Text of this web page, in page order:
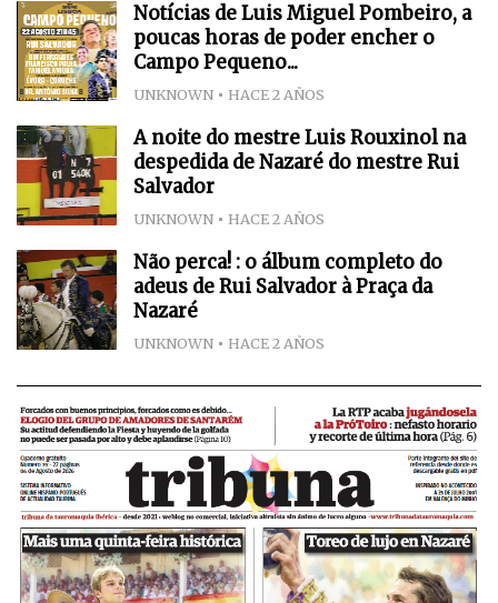
Notícias de Luis Miguel Pombeiro, a
poucas horas de poder encher o
Campo Pequeno...
UNKNOWN HACE 2 AÑOS
A noite do mestre Luis Rouxinol na
despedida de Nazaré do mestre Rui
Salvador
UNKNOWN HACE 2 AÑOS
Não perca! : o álbum completo do
adeus de Rui Salvador à Praça da
Nazaré
UNKNOWN HACE 2 AÑOS